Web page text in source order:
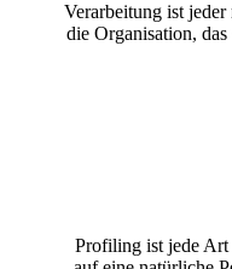
Verarbeitung ist
die Organisation,
Profiling ist jede Art